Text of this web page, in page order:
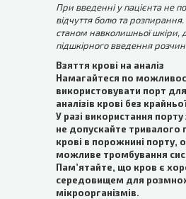
При введенні у пацієнта не
відчуття болю та розпирання.
станом навколишньої шкіри,
підшкірного введення
Взяття крові на аналіз
Намагайтеся по
використовувати порт
аналізів крові без
У разі використання
не допускайте тривалого
крові в порожнині порту,
можливе тромбування
Пам’ятайте, що кров є
середовищем для
мікроорганізмів.